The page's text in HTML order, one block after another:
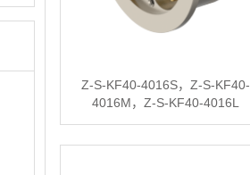
Z-S-KF40-4016S，Z-S-KF40-
4016M，Z-S-KF40-4016L